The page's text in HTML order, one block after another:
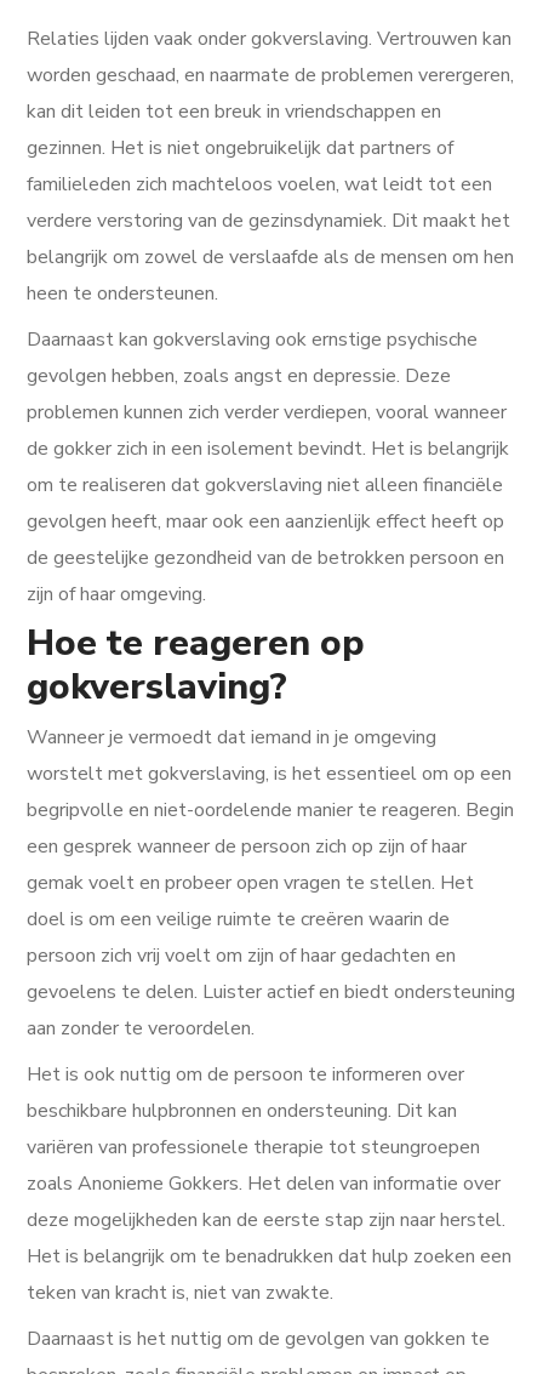
Relaties lijden vaak onder gokverslaving. Vertrouwen kan
worden geschaad, en naarmate de problemen verergeren,
kan dit leiden tot een breuk in vriendschappen en
gezinnen. Het is niet ongebruikelijk dat partners of
familieleden zich machteloos voelen, wat leidt tot een
verdere verstoring van de gezinsdynamiek. Dit maakt het
belangrijk om zowel de verslaafde als de mensen om hen
heen te ondersteunen.
Daarnaast kan gokverslaving ook ernstige psychische
gevolgen hebben, zoals angst en depressie. Deze
problemen kunnen zich verder verdiepen, vooral wanneer
de gokker zich in een isolement bevindt. Het is belangrijk
om te realiseren dat gokverslaving niet alleen financiële
gevolgen heeft, maar ook een aanzienlijk effect heeft op
de geestelijke gezondheid van de betrokken persoon en
zijn of haar omgeving.
Hoe te reageren op
gokverslaving?
Wanneer je vermoedt dat iemand in je omgeving
worstelt met gokverslaving, is het essentieel om op een
begripvolle en niet-oordelende manier te reageren. Begin
een gesprek wanneer de persoon zich op zijn of haar
gemak voelt en probeer open vragen te stellen. Het
doel is om een veilige ruimte te creëren waarin de
persoon zich vrij voelt om zijn of haar gedachten en
gevoelens te delen. Luister actief en biedt ondersteuning
aan zonder te veroordelen.
Het is ook nuttig om de persoon te informeren over
beschikbare hulpbronnen en ondersteuning. Dit kan
variëren van professionele therapie tot steungroepen
zoals Anonieme Gokkers. Het delen van informatie over
deze mogelijkheden kan de eerste stap zijn naar herstel.
Het is belangrijk om te benadrukken dat hulp zoeken een
teken van kracht is, niet van zwakte.
Daarnaast is het nuttig om de gevolgen van gokken te